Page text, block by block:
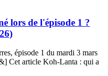
lors de l'épisode 1 ?
épisode 1 du mardi 3 mars
Cet article Koh-Lanta : qui a